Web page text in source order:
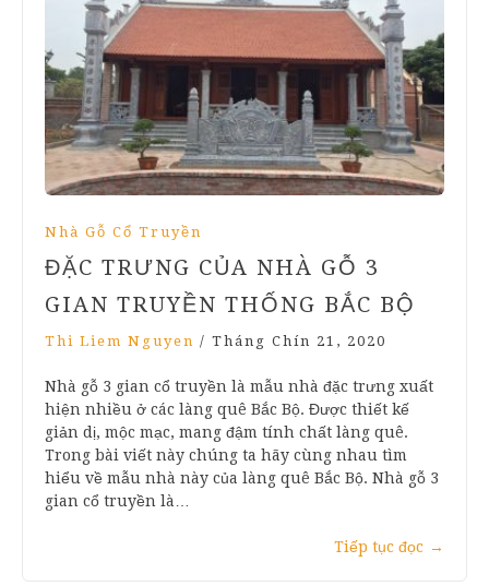
Nhà Gỗ Cổ Truyền
ĐẶC TRƯNG CỦA NHÀ GỖ 3
GIAN TRUYỀN THỐNG BẮC BỘ
Thi Liem Nguyen / Tháng Chín 21, 2020
Nhà gỗ 3 gian cổ truyền là mẫu nhà đặc trưng xuất
hiện nhiều ở các làng quê Bắc Bộ. Được thiết kế
giản dị, mộc mạc, mang đậm tính chất làng quê.
Trong bài viết này chúng ta hãy cùng nhau tìm
hiểu về mẫu nhà này của làng quê Bắc Bộ. Nhà gỗ 3
gian cổ truyền là…
Tiếp tục đọc →